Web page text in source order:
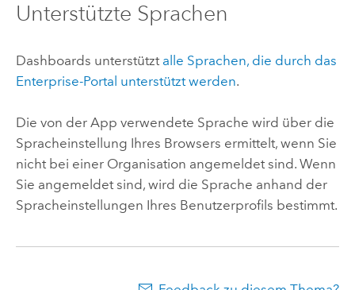
Unterstützte Sprachen
Dashboards unterstützt alle Sprachen, die durch das
Enterprise-Portal unterstützt werden.
Die von der App verwendete Sprache wird über die
Spracheinstellung Ihres Browsers ermittelt, wenn Sie
nicht bei einer Organisation angemeldet sind. Wenn
Sie angemeldet sind, wird die Sprache anhand der
Spracheinstellungen Ihres Benutzerprofils bestimmt.